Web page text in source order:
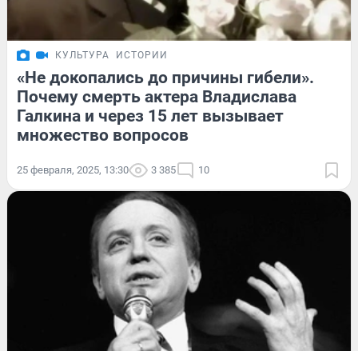
КУЛЬТУРА ИСТОРИИ
«Не докопались до причины гибели».
Почему смерть актера Владислава
Галкина и через 15 лет вызывает
множество вопросов
25 февраля, 2025, 13:30 3 385 10